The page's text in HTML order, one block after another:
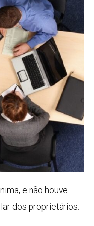
e não houve
dos proprietários.